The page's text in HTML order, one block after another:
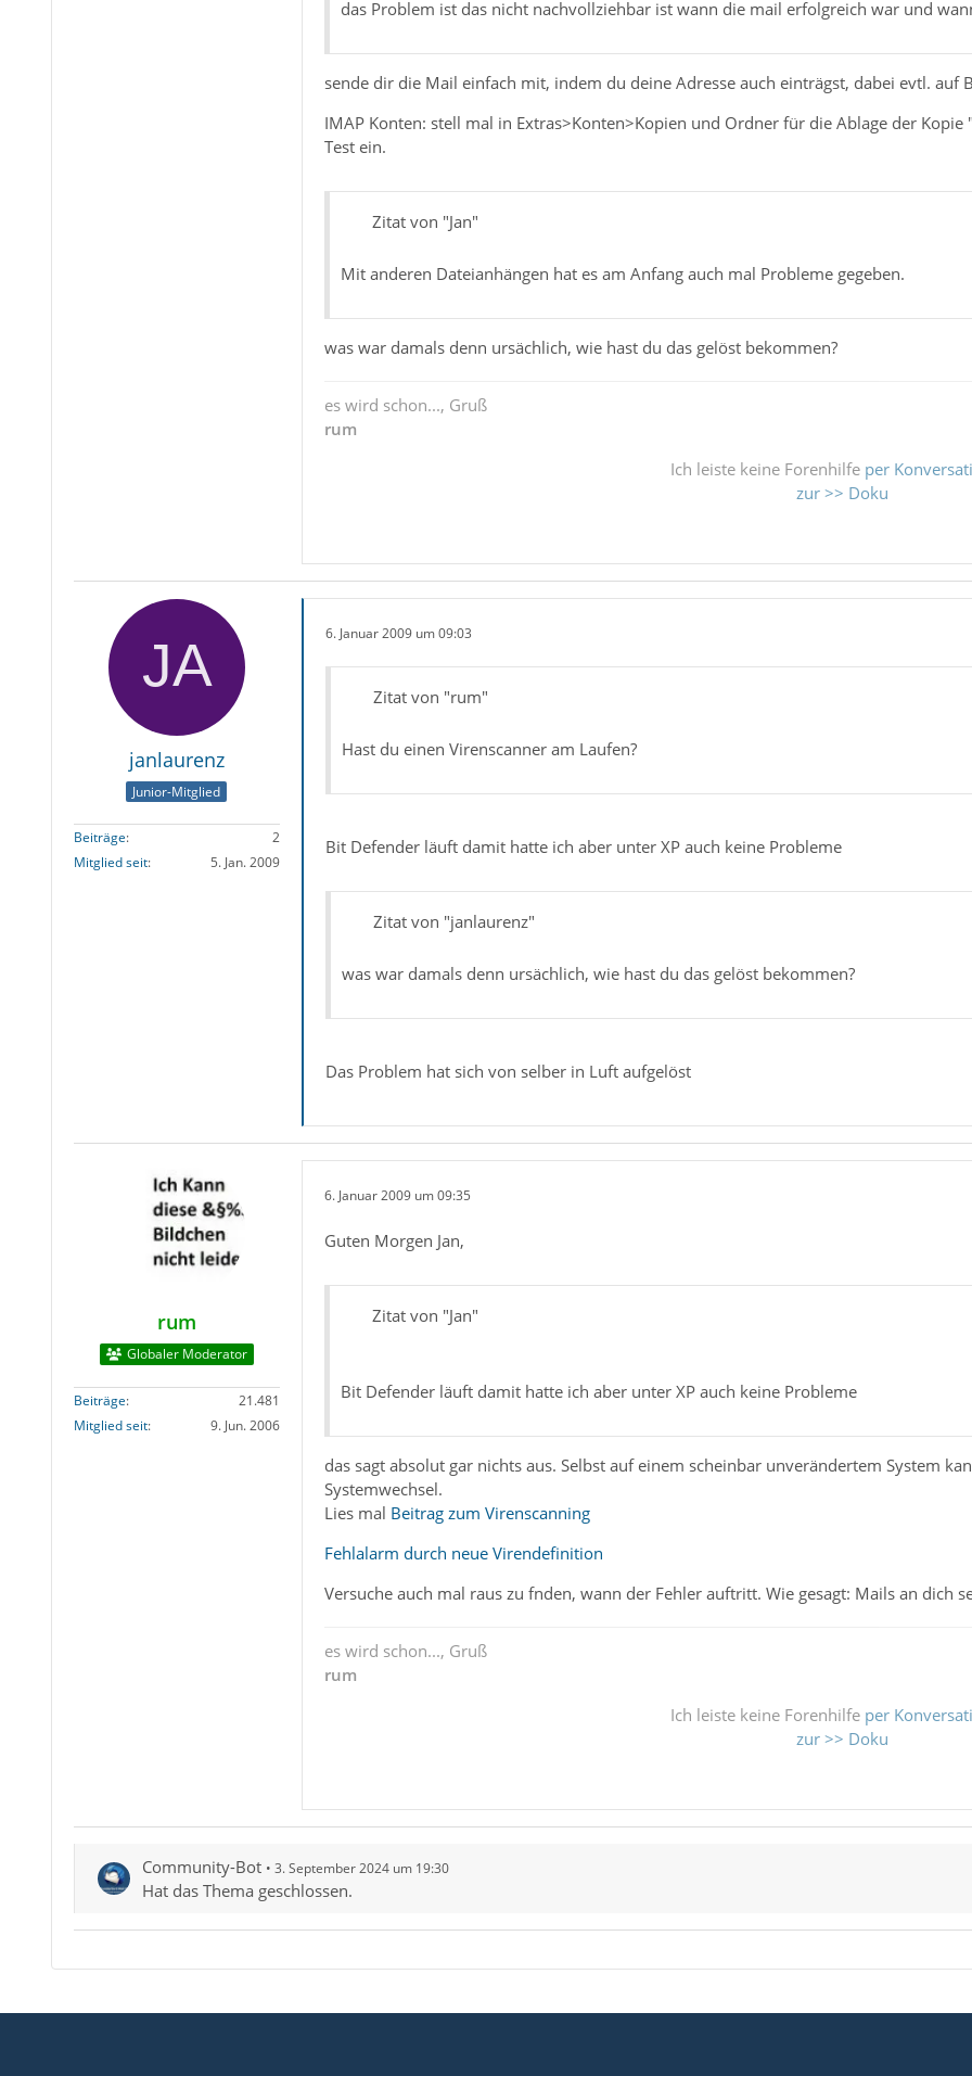
das Problem ist das nicht nachvollziehbar ist wann die mail erfolgreich war und
sende dir die Mail einfach mit, indem du deine Adresse auch einträgst, dabei evtl. auf
IMAP Konten: stell mal in Extras>Konten>Kopien und Ordner für die Ablage der
Test ein.
Zitat von "Jan"
Mit anderen Dateianhängen hat es am Anfang auch mal Probleme gegeben.
was war damals denn ursächlich, wie hast du das gelöst bekommen?
es wird schon..., Gruß
rum
Ich leiste keine Forenhilfe per
zur >> Doku
janlaurenz
Junior-Mitglied
Beiträge
2
Mitglied seit
5. Jan. 2009
6. Januar 2009 um 09:03
Zitat von "rum"
Hast du einen Virenscanner am Laufen?
Bit Defender läuft damit hatte ich aber unter XP auch keine Probleme
Zitat von "janlaurenz"
was war damals denn ursächlich, wie hast du das gelöst bekommen?
Das Problem hat sich von selber in Luft aufgelöst
rum
Globaler Moderator
Beiträge
21.481
Mitglied seit
9. Jun. 2006
6. Januar 2009 um 09:35
Guten Morgen Jan,
Zitat von "Jan"
Bit Defender läuft damit hatte ich aber unter XP auch keine Probleme
das sagt absolut gar nichts aus. Selbst auf einem scheinbar unverändertem System
Systemwechsel.
Lies mal Beitrag zum Virenscanning
Fehlalarm durch neue Virendefinition
Versuche auch mal raus zu fnden, wann der Fehler auftritt. Wie gesagt: Mails an dich
es wird schon..., Gruß
rum
Ich leiste keine Forenhilfe per
zur >> Doku
Community-Bot 3. September 2024 um 19:30
Hat das Thema geschlossen.